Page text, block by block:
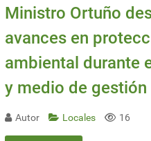
Ministro Ortuño
avances en
ambiental durante
y medio de gestión
Autor Locales 16